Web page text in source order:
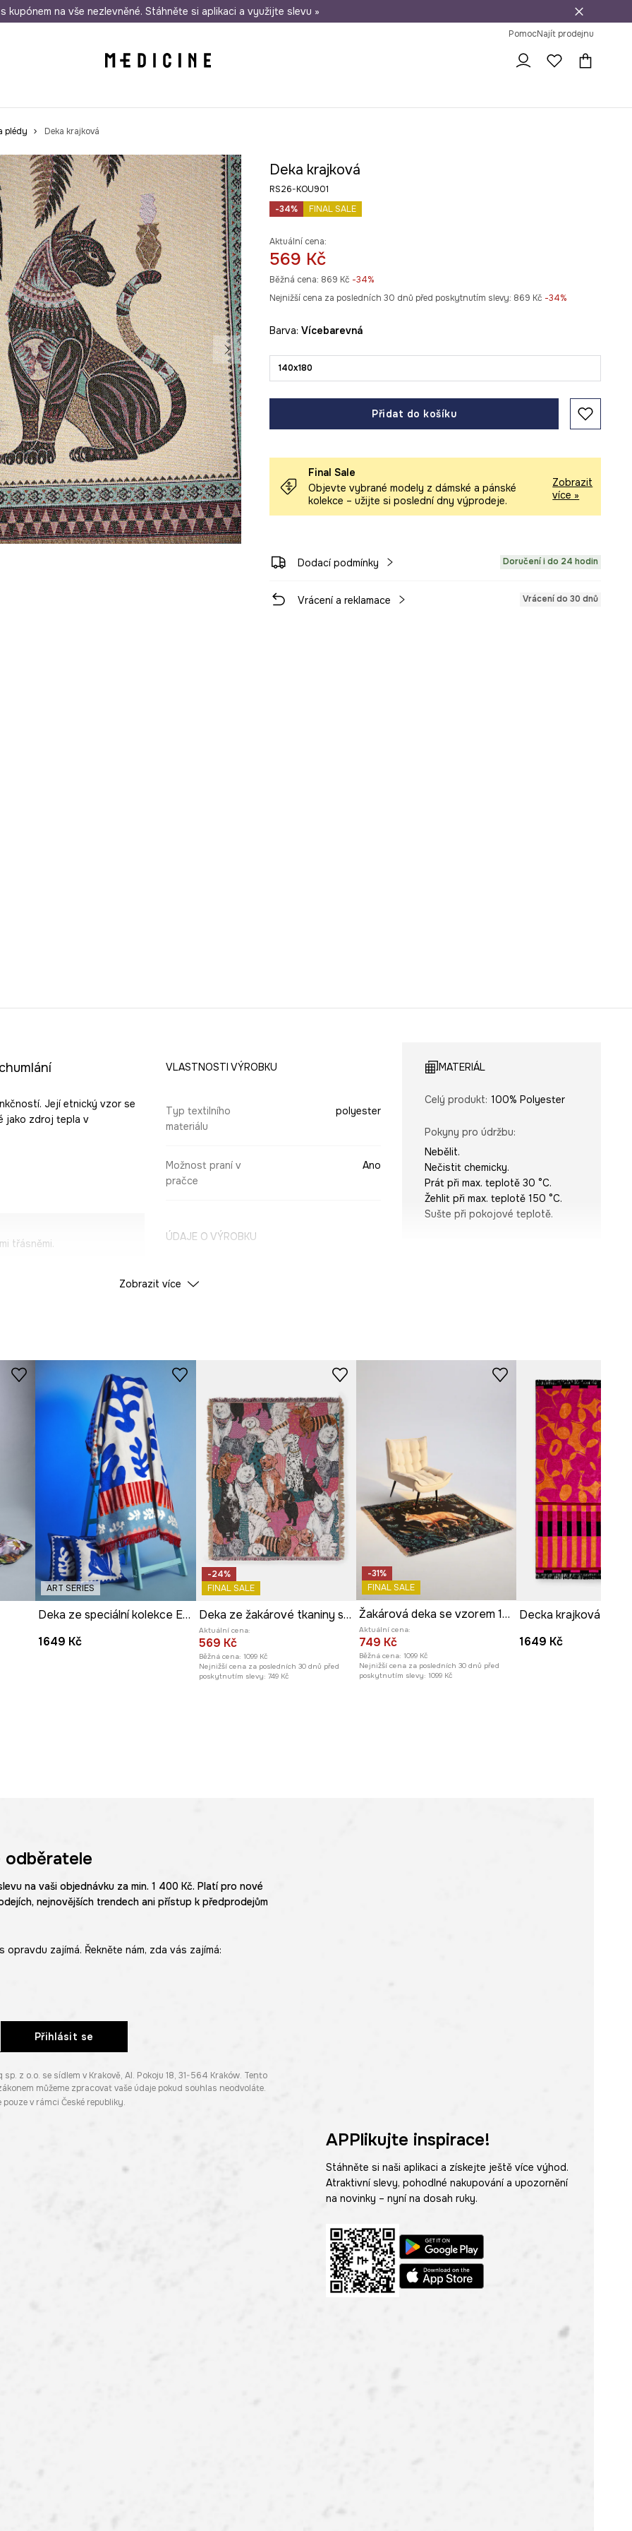
nákupu nad 1 200 Kč Odeslání i do 24 hodin 30 dní na vrácení zboží
s kupónem na vše nezlevněné. Stáhněte si aplikaci a využijte slevu »
PomocNajít prodejnu
plédy Deka krajková
Deka krajková
RS26-KOU901
-34%
FINAL SALE
Aktuální cena:
569 Kč
Běžná cena: 869 Kč -34%
Nejnižší cena za posledních 30 dnů před poskytnutím slevy: 869 Kč -34%
Barva: vícebarevná
140x180
Přidat do košíku
Final Sale
Objevte vybrané modely z dámské a pánské
kolekce – užijte si poslední dny výprodeje.
Zobrazit
více »
Dodací podmínky Doručení i do 24 hodin
Vrácení a reklamace Vrácení do 30 dnů
Její etnický vzor se
jako zdroj tepla v
třásněmi.
VLASTNOSTI VÝROBKU
Typ textilního
materiálu
polyester
Možnost praní v
pračce
Ano
ÚDAJE O VÝROBKU
Barva
Výrobce
MATERIÁL
Celý produkt: 100% Polyester
Pokyny pro údržbu:
Nebělit.
Nečistit chemicky.
Prát při max. teplotě 30 °C.
Žehlit při max. teplotě 150 °C.
Sušte při pokojové teplotě.
Zobrazit více
ART SERIES
Deka ze speciální kolekce Eviva L'arte
1649 Kč
-24%
FINAL SALE
Deka ze žakárové tkaniny s motivem psů 130 x 160 cm. více barev
Aktuální cena:
569 Kč
Běžná cena: 1099 Kč
Nejnižší cena za posledních 30 dnů před
poskytnutím slevy: 749 Kč
-31%
FINAL SALE
Žakárová deka se vzorem 130 x 160 cm více barev
Aktuální cena:
749 Kč
Běžná cena: 1099 Kč
Nejnižší cena za posledních 30 dnů před
poskytnutím slevy: 1099 Kč
Decka krajková 150
1649 Kč
odběratele
na vaši objednávku za min. 1 400 Kč. Platí pro nové
nejnovějších trendech ani přístup k předprodejům
zajímá. Řekněte nám, zda vás zajímá:
Přihlásit se
z o.o. se sídlem v Krakově, Al. Pokoju 18, 31-564 Kraków. Tento
můžeme zpracovat vaše údaje pokud souhlas neodvoláte.
pouze v rámci České republiky.
APPlikujte inspirace!
Stáhněte si naši aplikaci a získejte ještě více výhod.
Atraktivní slevy, pohodlné nakupování a upozornění
na novinky – nyní na dosah ruky.